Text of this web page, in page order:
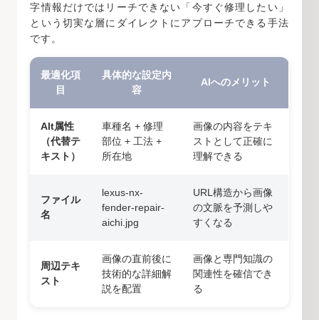
字情報だけではリーチできない「今すぐ修理したい」
という切実な層にダイレクトにアプローチできる手法
です。
最適化項
目
具体的な設定内
容
AIへのメリット
Alt属性
（代替テ
キスト）
車種名 + 修理
部位 + 工法 +
所在地
画像の内容をテキ
ストとして正確に
理解できる
ファイル
名
lexus-nx-
fender-repair-
aichi.jpg
URL構造から画像
の文脈を予測しや
すくなる
周辺テキ
スト
画像の直前後に
技術的な詳細解
説を配置
画像と専門知識の
関連性を確信でき
る